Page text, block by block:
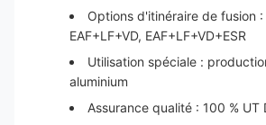
Options d'itinéraire de fusion :
EAF+LF+VD, EAF+LF+VD+ESR
Utilisation spéciale :
aluminium
Assurance qualité : 100 % UT